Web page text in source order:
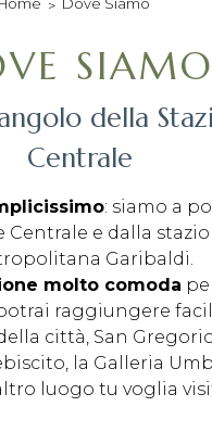
SIAMO
della
Centrale
: siamo a
Centrale e dalla
Garibaldi.
molto comoda
raggiungere
città, San
la Galleria
luogo tu voglia